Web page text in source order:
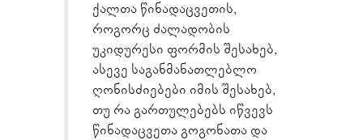
ქალთა წინადაცვეთის,
როგორც ძალადობის
უკიდურესი ფორმის შესახებ,
ასევე საგანმანათლებლო
ღონისძიებები იმის შესახებ,
თუ რა გართულებებს იწვევს
წინადაცვეთა გოგონათა და